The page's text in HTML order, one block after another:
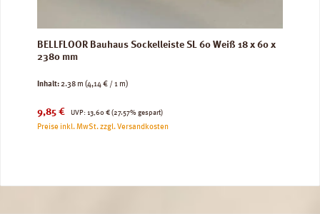
BELLFLOOR Bauhaus Sockelleiste SL 60 Weiß 18 x 60 x
2380 mm
Inhalt:2.38 m (4,14 € / 1 m)
Verkaufspreis:
9,85 € UVP:
Regulärer Preis:
13,60 € (27.57% gespart)
Preise inkl. MwSt. zzgl. Versandkosten